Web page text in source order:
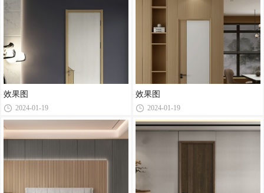
效果图
2024-01-19
效果图
2024-01-19